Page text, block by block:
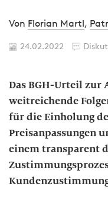
Von Florian Martl,
24.02.2022
Das BGH-Urteil zur
weitreichende
für die Einholung
Preisanpassungen
einem transparent